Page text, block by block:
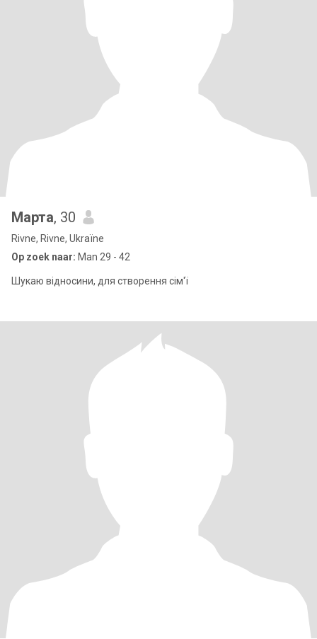
Марта, 30
Rivne, Rivne, Ukraïne
Op zoek naar: Man 29 - 42
Шукаю відносини, для створення сім'ї